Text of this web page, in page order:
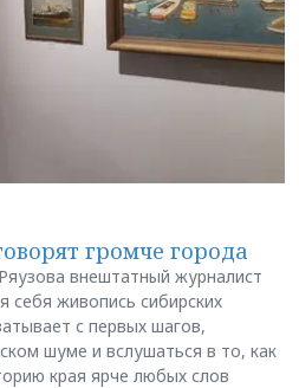
громче города
внештатный журналист
себя живопись сибирских
с первых шагов,
шуме и вслушаться в то, как
края ярче любых слов